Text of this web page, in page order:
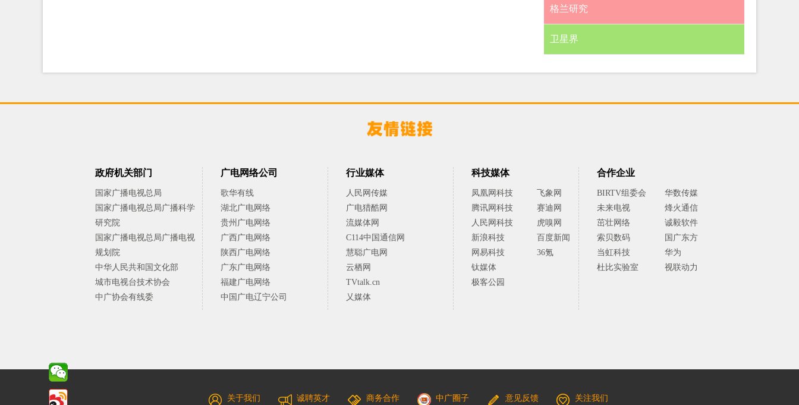
格兰研究
卫星界
政府机关部门
国家广播电视总局
国家广播电视总局广播科学
研究院
国家广播电视总局广播电视
规划院
中华人民共和国文化部
城市电视台技术协会
中广协会有线委
广电网络公司
歌华有线
湖北广电网络
贵州广电网络
广西广电网络
陕西广电网络
广东广电网络
福建广电网络
中国广电辽宁公司
行业媒体
人民网传媒
广电猎酷网
流媒体网
C114中国通信网
慧聪广电网
云栖网
TVtalk.cn
乂媒体
科技媒体
凤凰网科技
飞象网
腾讯网科技
赛迪网
人民网科技
虎嗅网
新浪科技
百度新闻
网易科技
36氪
钛媒体
极客公园
合作企业
BIRTV组委会
华数传媒
未来电视
烽火通信
茁壮网络
诚毅软件
索贝数码
国广东方
当虹科技
华为
杜比实验室
视联动力
关于我们 诚聘英才 商务合作 中广圈子 意见反馈 关注我们